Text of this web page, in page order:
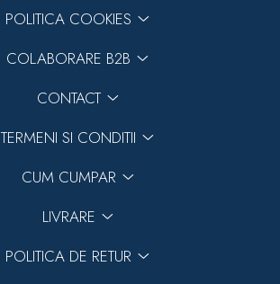
POLITICA COOKIES
COLABORARE B2B
CONTACT
TERMENI SI CONDITII
CUM CUMPAR
LIVRARE
POLITICA DE RETUR